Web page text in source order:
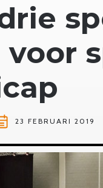
23 FEBRUARI 2019